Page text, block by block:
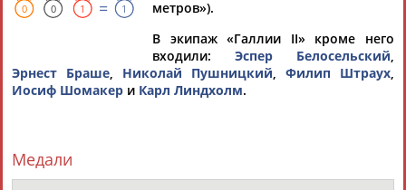
Дмитрий
Тамилла
Рамазан
БУЛАТОВА
0 0 1 = 1
метров»).
В экипаж «Галлии II» кроме него
входили: Эспер Белосельский,
Эрнест Браше, Николай Пушницкий, Филип Штраух,
Иосиф Шомакер и Карл Линдхолм.
Медали